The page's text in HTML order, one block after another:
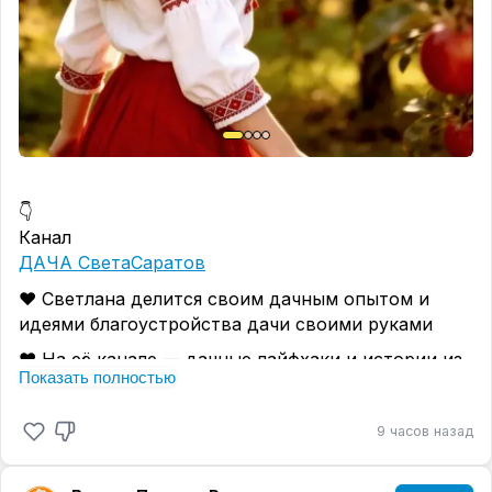
👇
Канал
ДАЧА СветаСаратов
❤️ Светлана делится своим дачным опытом и
идеями благоустройства дачи своими руками
❤️ На её канале — дачные лайфхаки и истории из
жизни двух неутомимых дачников
❤️ У них среднестатистическая семья. Они не
летают на Мальдивы... Они любят отдыхать на
своей даче...
Показать полностью
9 часов назад